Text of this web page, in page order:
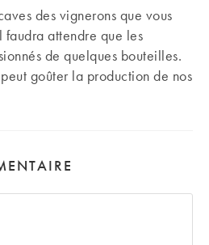
des vignerons que vous
attendre que les
de quelques bouteilles.
peut goûter la production de nos